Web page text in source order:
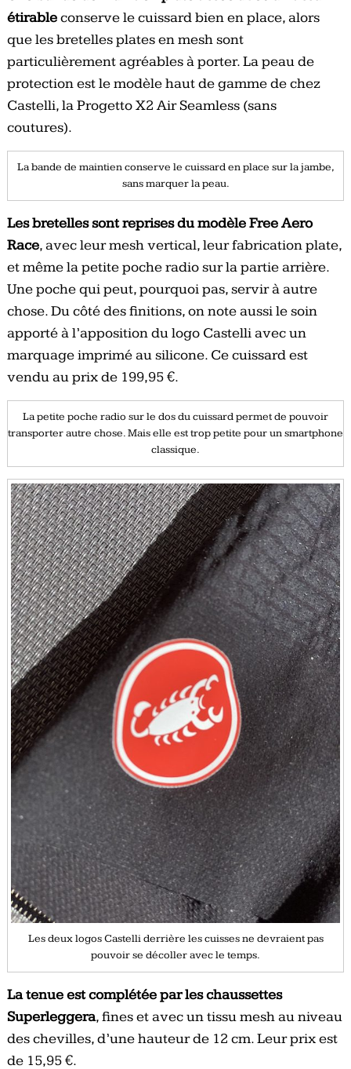
étirableconserve le cuissard bien en place, alors
que les bretelles plates en mesh sont
particulièrement agréables à porter. La peau de
protection est le modèle haut de gamme de chez
Castelli, la Progetto X2 Air Seamless (sans
coutures).
La bande de maintien conserve le cuissard en place sur la jambe,
sans marquer la peau.
Les bretelles sont reprises du modèle Free Aero
Race, avec leur mesh vertical, leur fabrication plate,
et même la petite poche radio sur la partie arrière.
Une poche qui peut, pourquoi pas, servir à autre
chose. Du côté des finitions, on note aussi le soin
apporté à l’apposition du logo Castelli avec un
marquage imprimé au silicone. Ce cuissard est
vendu au prix de 199,95 €.
La petite poche radio sur le dos du cuissard permet de pouvoir
transporter autre chose. Mais elle est trop petite pour un smartphone
classique.
Les deux logos Castelli derrière les cuisses ne devraient pas
pouvoir se décoller avec le temps.
La tenue est complétée par les chaussettes
Superleggera, fines et avec un tissu mesh au niveau
des chevilles, d’une hauteur de 12 cm. Leur prix est
de 15,95 €.